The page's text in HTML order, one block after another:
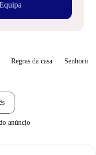
Regras da casa Senhorio
anúncio